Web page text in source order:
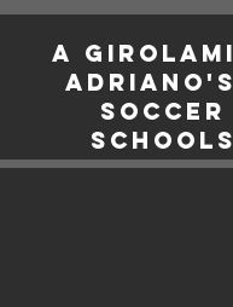
a girolami
adriano's
soccer
schools